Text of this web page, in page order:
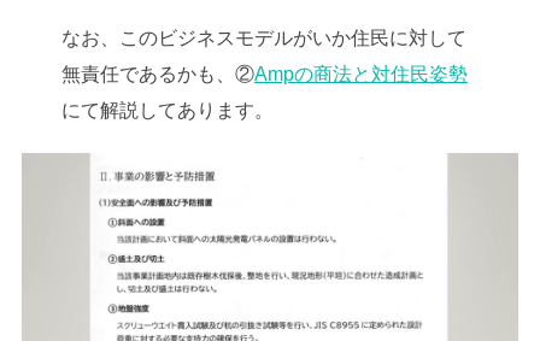
なお、このビジネスモデルがいか住民に対して
無責任であるかも、②Ampの商法と対住民姿勢
にて解説してあります。